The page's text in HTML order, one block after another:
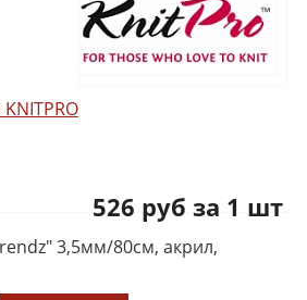
526 руб за 1 шт
3,5мм/80см, акрил,